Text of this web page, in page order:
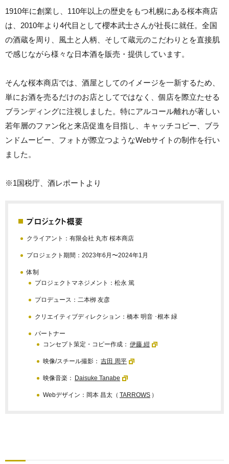
1910年に創業し、110年以上の歴史をもつ札幌にある桜本商店
は、2010年より4代目として櫻本武士さんが社長に就任。全国
の酒蔵を周り、風土と人柄、そして蔵元のこだわりとを直接肌
で感じながら様々な日本酒を販売・提供しています。
そんな桜本商店では、酒屋としてのイメージを一新するため、
単にお酒を売るだけのお店としてではなく、個店を際立たせる
ブランディングに注視しました。特にアルコール離れが著しい
若年層のファン化と来店促進を目指し、キャッチコピー、ブラ
ンドムービー、フォトが際立つようなWebサイトの制作を行い
ました。
※1国税庁、 酒レポート より
プロジェクト概要
クライアント：有限会社 丸市 桜本商店
プロジェクト期間：2023年6月〜2024年1月
体制
プロジェクトマネジメント：松永 篤
プロデュース：二本栁 友彦
クリエイティブディレクション：橋本 明音 ･根本 緑
パートナー
コンセプト策定・コピー作成： 伊藤 紺
映像/スチール撮影： 吉田 周平
映像音楽： Daisuke Tanabe
Webデザイン：岡本 昌太（ TARROWS ）